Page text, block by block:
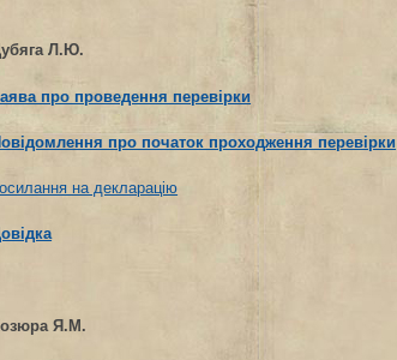
Л.Ю.
про проведення перевірки
про початок проходження перевірки
на декларацію
Я.М.